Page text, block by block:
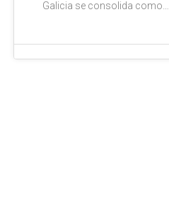
Galicia se consolida como…